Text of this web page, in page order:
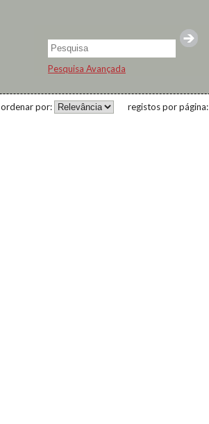
Pesquisa Avançada
registos por página:
ordenar por: